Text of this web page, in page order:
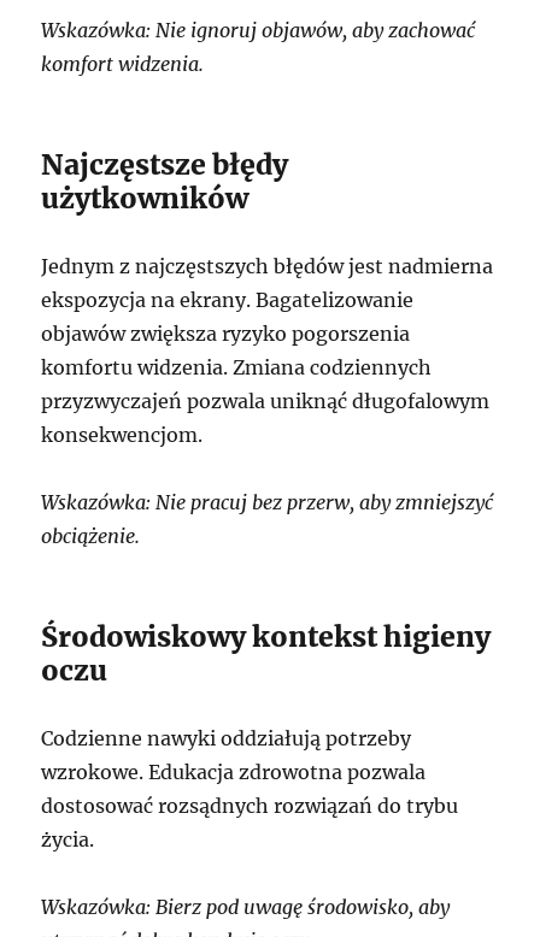
Wskazówka: Nie ignoruj objawów, aby zachować
komfort widzenia.
Najczęstsze błędy
użytkowników
Jednym z najczęstszych błędów jest nadmierna
ekspozycja na ekrany. Bagatelizowanie
objawów zwiększa ryzyko pogorszenia
komfortu widzenia. Zmiana codziennych
przyzwyczajeń pozwala uniknąć długofalowym
konsekwencjom.
Wskazówka: Nie pracuj bez przerw, aby zmniejszyć
obciążenie.
Środowiskowy kontekst higieny
oczu
Codzienne nawyki oddziałują potrzeby
wzrokowe. Edukacja zdrowotna pozwala
dostosować rozsądnych rozwiązań do trybu
życia.
Wskazówka: Bierz pod uwagę środowisko, aby